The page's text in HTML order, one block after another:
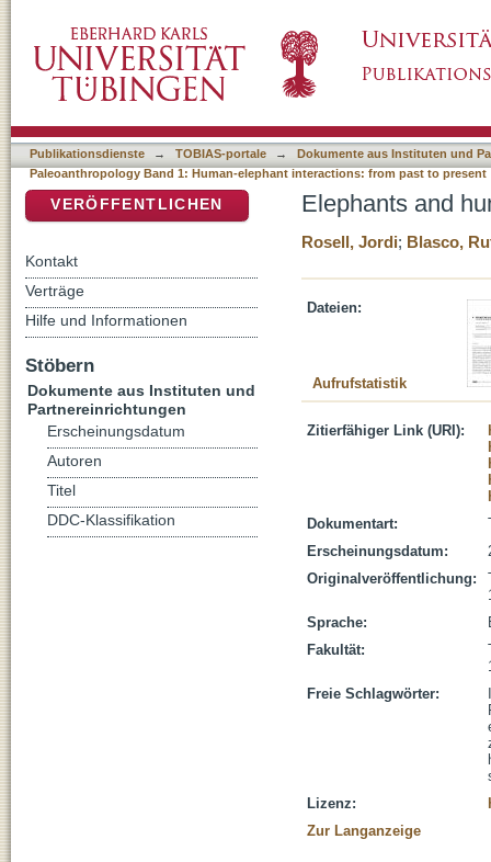
Publikationsdienste → TOBIAS-portale →
Dokumente aus Instituten und
Paleoanthropology Band 1: Human-elephant interactions: from past to present
Elephants and
Rosell, Jordi; Blasco,
Dateien:
Aufrufstatistik
Zitierfähiger Link (URI):
Dokumentart:
Erscheinungsdatum:
Originalveröffentlichung:
Sprache:
Fakultät:
Freie Schlagwörter:
Lizenz:
Zur Langanzeige
VERÖFFENTLICHEN
Kontakt
Verträge
Hilfe und Informationen
Stöbern
Dokumente aus Instituten und
Partnereinrichtungen
Erscheinungsdatum
Autoren
Titel
DDC-Klassifikation